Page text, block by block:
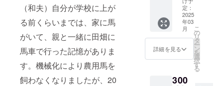
（和夫）自分が学校に上が
る前くらいまでは、家に馬
がいて、親と一緒に田畑に
馬車で行った記憶がありま
す。機械化により農用馬を
飼わなくなりましたが、20
らかじ
めご了
承くだ
さい。
※首紐を
結ぶこ
とで全
体の長
さを調
ます。
※リター
ため、
ホル
ダー ・
サイ
ズ：縦
約7.5
㎝・横
約9㎝・
幅約1㎝
黄・
「（一
社）い
わてひ
だまり
農園」
が手が
術で日
ン）」
ネーム
ホル
ダー＆
パス
ケース
セット
（各1
「RU.R
定：
2025
年03
月
詳細を見る
こ
の
リ
タ
ー
ン
を
選
択
す
る
300